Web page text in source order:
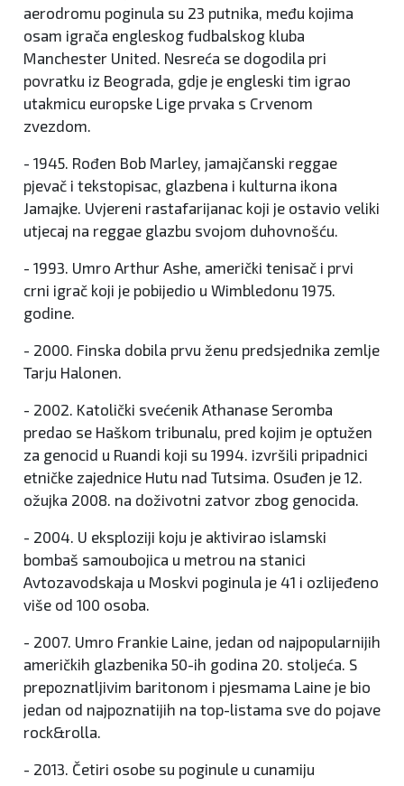
aerodromu poginula su 23 putnika, među kojima
osam igrača engleskog fudbalskog kluba
Manchester United. Nesreća se dogodila pri
povratku iz Beograda, gdje je engleski tim igrao
utakmicu europske Lige prvaka s Crvenom
zvezdom.
- 1945. Rođen Bob Marley, jamajčanski reggae
pjevač i tekstopisac, glazbena i kulturna ikona
Jamajke. Uvjereni rastafarijanac koji je ostavio veliki
utjecaj na reggae glazbu svojom duhovnošću.
- 1993. Umro Arthur Ashe, američki tenisač i prvi
crni igrač koji je pobijedio u Wimbledonu 1975.
godine.
- 2000. Finska dobila prvu ženu predsjednika zemlje
Tarju Halonen.
- 2002. Katolički svećenik Athanase Seromba
predao se Haškom tribunalu, pred kojim je optužen
za genocid u Ruandi koji su 1994. izvršili pripadnici
etničke zajednice Hutu nad Tutsima. Osuđen je 12.
ožujka 2008. na doživotni zatvor zbog genocida.
- 2004. U eksploziji koju je aktivirao islamski
bombaš samoubojica u metrou na stanici
Avtozavodskaja u Moskvi poginula je 41 i ozlijeđeno
više od 100 osoba.
- 2007. Umro Frankie Laine, jedan od najpopularnijih
američkih glazbenika 50-ih godina 20. stoljeća. S
prepoznatljivim baritonom i pjesmama Laine je bio
jedan od najpoznatijih na top-listama sve do pojave
rock&rolla.
- 2013. Četiri osobe su poginule u cunamiju